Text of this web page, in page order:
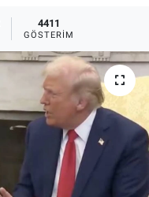
4411
GÖSTERIM